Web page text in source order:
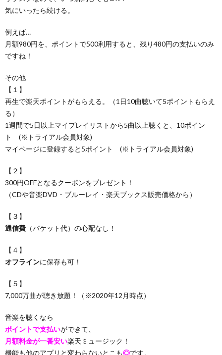
気にいったら続ける。
例えば…
月額980円を、ポイントで500利用すると、残り480円の支払いのみ
ですね！
その他
【１】
再生で楽天ポイントがもらえる。（1日10曲聴いて5ポイントもらえ
る）
1週間で5日以上マイプレイリストから5曲以上聴くと、10ポイン
ト (※トライアル会員対象)
マイページに登録すると5ポイント (※トライアル会員対象)
【２】
300円OFFとなるクーポンをプレゼント！
（CDや音楽DVD・ブルーレイ・楽天ブックス販売価格から）
【３】
通信費 （パケット代）の心配なし！
【４】
オフラインに保存も可！
【５】
7,000万曲が聴き放題！（※2020年12月時点）
音楽を聴くなら
ポイントで支払いができて、
月額料金が一番安い楽天ミュージック！
機能も他のアプリと変わらないとこも◎です。